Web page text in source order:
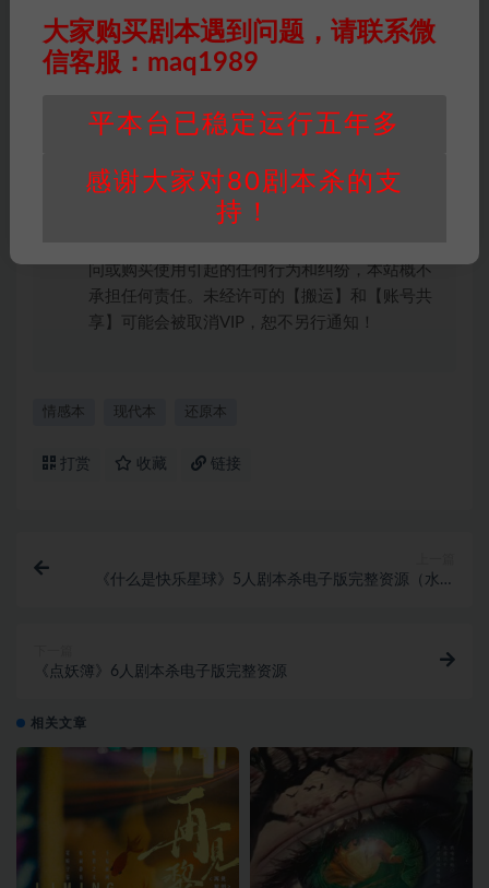
权均属于机关版权或权利人。如有侵权，请发邮
件通知并提供相关证实资料至邮箱
448271243@qq.com，如若情况属实，我们将
积分说明∶剧本杀下载所需积分非剧本杀资源自
站整理资料的时间成本及网站运营所需支出费
问或购买使用引起的任何行为和纠纷，本站概不
承担任何责任。未经许可的【搬运】和【账号共
享】可能会被取消VIP，恕不另行通知！
情感本 现代本 还原本
打赏 收藏 链接
《什么是快乐星球》5人剧本杀电子版完整资源（水印
《点妖簿》6人剧本杀电子版完整资源
相关文章
大家购买剧本遇到问题，请联系微
信客服：maq1989
平本台已稳定运行五年多
感谢大家对80剧本杀的支
持！